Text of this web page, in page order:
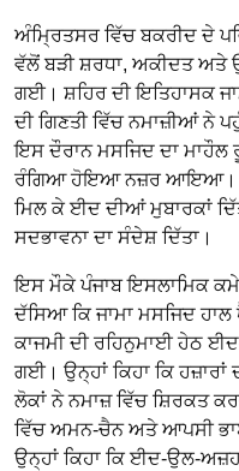
ਅੰਮ੍ਰਿਤਸਰ ਵਿੱਚ ਬਕਰੀਦ ਦੇ
ਵੱਲੋਂ ਬੜੀ ਸ਼ਰਧਾ, ਅਕੀਦਤ
ਗਈ। ਸ਼ਹਿਰ ਦੀ ਇਤਿਹਾਸਕ
ਦੀ ਗਿਣਤੀ ਵਿੱਚ ਨਮਾਜ਼ੀਆਂ ਨੇ
ਇਸ ਦੌਰਾਨ ਮਸਜਿਦ ਦਾ ਮਾਹੌਲ
ਰੰਗਿਆ ਹੋਇਆ ਨਜ਼ਰ ਆਇਆ।
ਮਿਲ ਕੇ ਈਦ ਦੀਆਂ ਮੁਬਾਰਕਾਂ
ਸਦਭਾਵਨਾ ਦਾ ਸੰਦੇਸ਼ ਦਿੱਤਾ।
ਇਸ ਮੌਕੇ ਪੰਜਾਬ ਇਸਲਾਮਿਕ
ਦੱਸਿਆ ਕਿ ਜਾਮਾ ਮਸਜਿਦ ਹਾਲ
ਕਾਜਮੀ ਦੀ ਰਹਿਨੁਮਾਈ ਹੇਠ
ਗਈ। ਉਨ੍ਹਾਂ ਕਿਹਾ ਕਿ ਹਜ਼ਾਰਾਂ
ਲੋਕਾਂ ਨੇ ਨਮਾਜ਼ ਵਿੱਚ ਸ਼ਿਰਕਤ
ਵਿੱਚ ਅਮਨ-ਚੈਨ ਅਤੇ ਆਪਸੀ
ਉਨ੍ਹਾਂ ਕਿਹਾ ਕਿ ਈਦ-ਉਲ-